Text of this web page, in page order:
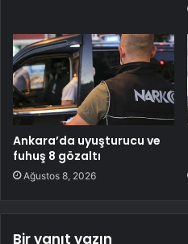
Ankara’da uyuşturucu ve
fuhuş 8 gözaltı
Ağustos 8, 2026
Bir yanıt yazın